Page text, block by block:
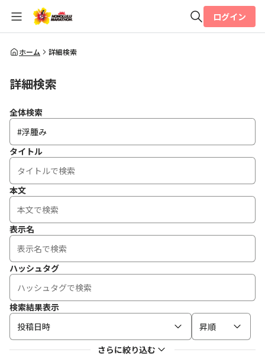
全体検索
ログイン
ホーム 詳細検索
詳細検索
全体検索
タイトル
本文
表示名
ハッシュタグ
検索結果表示
投稿日時
昇順
さらに絞り込む